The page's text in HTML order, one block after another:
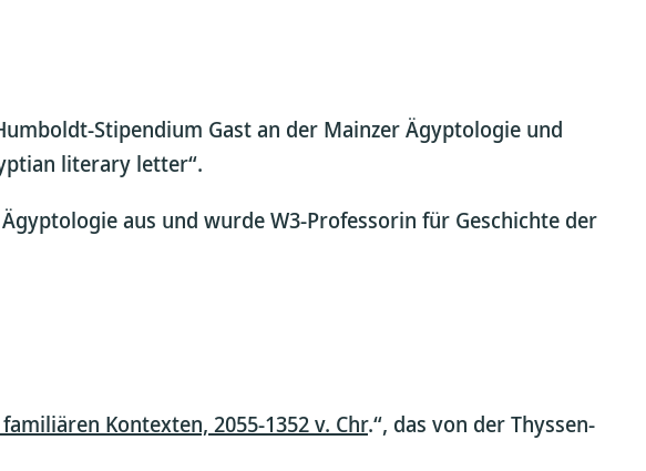
Stipendium Gast an der Mainzer Ägyptologie und
literary letter“.
aus und wurde W3-Professorin für Geschichte der
Kontexten, 2055-1352 v. Chr.“, das von der Thyssen-